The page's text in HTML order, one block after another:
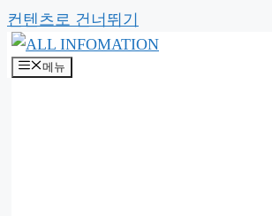
컨텐츠로 건너뛰기
메뉴